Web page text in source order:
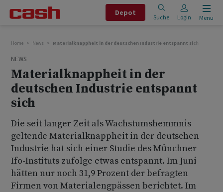
Depot
Suche Login Menu
Home News Materialknappheit in der deutschen Industrie entspannt sich
NEWS
Materialknappheit in der
deutschen Industrie entspannt
sich
Die seit langer Zeit als Wachstumshemmnis
geltende Materialknappheit in der deutschen
Industrie hat sich einer Studie des Münchner
Ifo-Instituts zufolge etwas entspannt. Im Juni
hätten nur noch 31,9 Prozent der befragten
Firmen von Materialengpässen berichtet. Im